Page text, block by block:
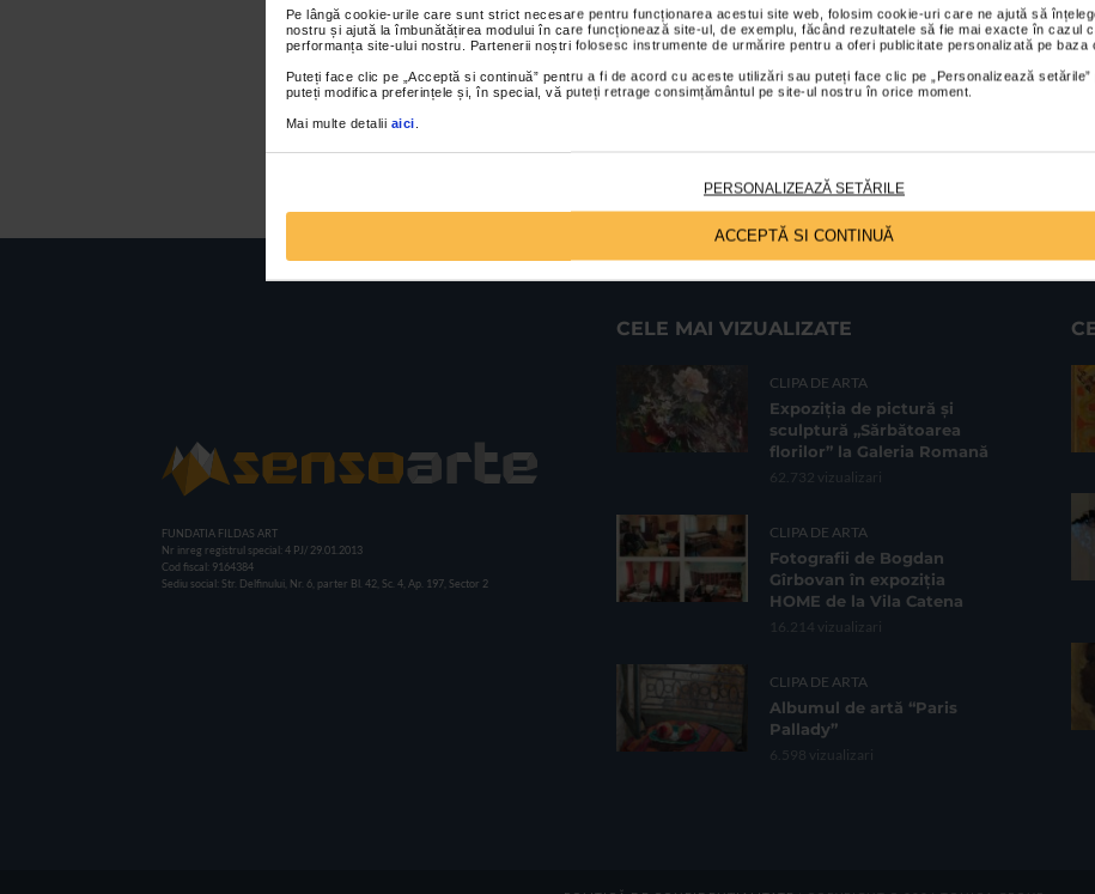
Pe lângă cookie-urile care sunt strict necesare pentru funcționarea acestui site web, folosim cookie-uri care ne ajută să
nostru și ajută la îmbunătățirea modului în care funcționează site-ul, de exemplu, făcând rezultatele să fie mai exacte în cazul
performanța site-ului nostru. Partenerii noștri folosesc instrumente de urmărire pentru a oferi publicitate personalizată pe baza
Puteți face clic pe „Acceptă si continuă” pentru a fi de acord cu aceste utilizări sau puteți face clic pe „Personalizează
puteți modifica preferințele și, în special, vă puteți retrage consimțământul pe site-ul nostru în orice moment.
Mai multe detalii aici
PERSONALIZEAZĂ SETĂRILE
ACCEPTĂ SI CONTINUĂ
FUNDATIA FILDAS ART
Nr inreg registrul special: 4 PJ/ 29.01.2013
Cod fiscal: 9164384
Sediu social: Str. Delfinului, Nr. 6, parter Bl. 42, Sc. 4, Ap. 197, Sector 2
CELE MAI VIZUALIZATE
CLIPA DE ARTA
Expoziția de pictură și
sculptură „Sărbătoarea
florilor” la Galeria Romană
62.732 vizualizari
CLIPA DE ARTA
Fotografii de Bogdan
Gîrbovan în expoziția
HOME de la Vila Catena
16.214 vizualizari
CLIPA DE ARTA
Albumul de artă “Paris
Pallady”
6.598 vizualizari